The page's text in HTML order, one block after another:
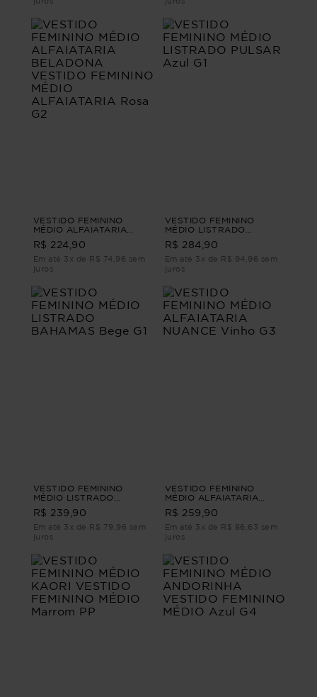
VESTIDO FEMININO
MÉDIO ALFAIATARIA
BELADONA VESTIDO
FEMININO MÉDIO
ALFAIATARIA Rosa G2
R$ 224,90
Em até 3x de R$ 74,96 sem
juros
VESTIDO FEMININO
MÉDIO LISTRADO
PULSAR Azul G1
R$ 284,90
Em até 3x de R$ 94,96 sem
juros
VESTIDO FEMININO
MÉDIO LISTRADO
BAHAMAS Bege G1
R$ 239,90
Em até 3x de R$ 79,96 sem
juros
VESTIDO FEMININO
MÉDIO ALFAIATARIA
NUANCE Vinho G3
R$ 259,90
Em até 3x de R$ 86,63 sem
juros